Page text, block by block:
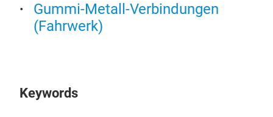
Gummi-Metall-Verbindungen
(Fahrwerk)
Keywords